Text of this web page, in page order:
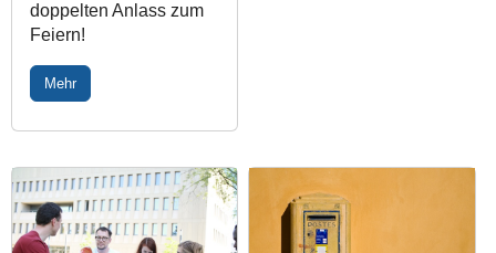
doppelten Anlass zum
Feiern!
Mehr